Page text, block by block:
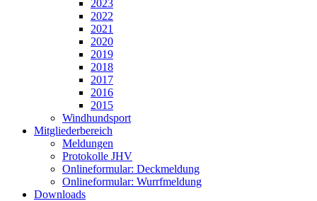
2023
2022
2021
2020
2019
2018
2017
2016
2015
Windhundsport
Mitgliederbereich
Meldungen
Protokolle JHV
Onlineformular: Deckmeldung
Onlineformular: Wurrfmeldung
Downloads